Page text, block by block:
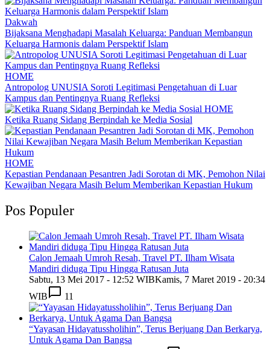
Dakwah
Bijaksana Menghadapi Masalah Keluarga: Panduan Membangun
Keluarga Harmonis dalam Perspektif Islam
HOME
Antropolog UNUSIA Soroti Legitimasi Pengetahuan di Luar
Kampus dan Pentingnya Ruang Refleksi
HOME
Ketika Ruang Sidang Berpindah ke Media Sosial
HOME
Kepastian Pendanaan Pesantren Jadi Sorotan di MK, Pemohon Nilai
Kewajiban Negara Masih Belum Memberikan Kepastian Hukum
Pos Populer
Calon Jemaah Umroh Resah, Travel PT. Ilham Wisata
Mandiri diduga Tipu Hingga Ratusan Juta
Sabtu, 13 Mei 2017 - 12:52 WIBKamis, 7 Maret 2019 - 20:34
WIB
11
“Yayasan Hidayatussholihin”, Terus Berjuang Dan Berkarya,
Untuk Agama Dan Bangsa